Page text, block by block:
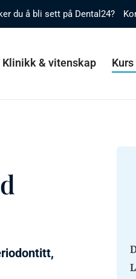
du å bli sett på Dental24?
Klinikk & vitenskap